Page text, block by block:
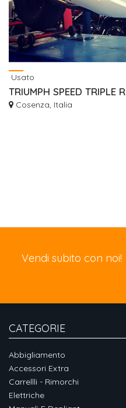
Usato
TRIUMPH SPEED TRIPLE R
Cosenza, Italia
Vendi subito con noi!
CATEGORIE
Abbigliamento
Accessori Extra
Carrellli - Rimorchi
Elettriche